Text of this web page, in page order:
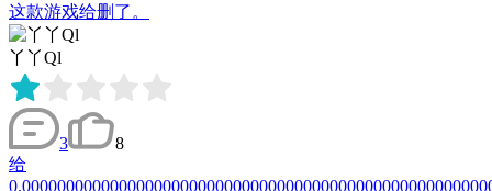
这款游戏给删了。
丫丫Ql
3
8
给